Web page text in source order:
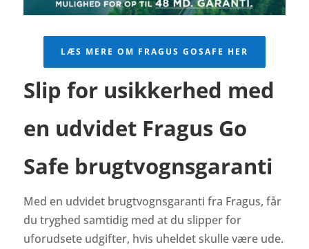
LÆS MERE OM FRAGUS GOSAFE HER
Slip for usikkerhed med
en udvidet Fragus Go
Safe brugtvognsgaranti
Med en udvidet brugtvognsgaranti fra Fragus, får
du tryghed samtidig med at du slipper for
uforudsete udgifter, hvis uheldet skulle være ude.